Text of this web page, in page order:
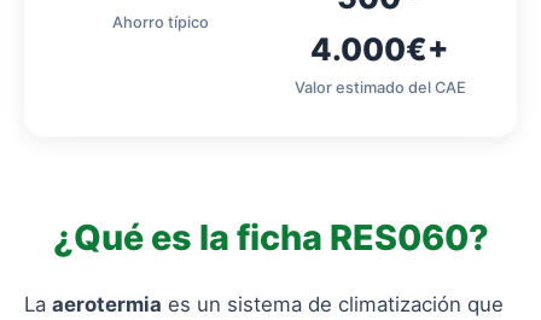
Ahorro típico
4.000€+
Valor estimado del CAE
¿Qué es la ficha RES060?
La aerotermia es un sistema de climatización que